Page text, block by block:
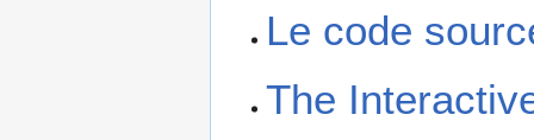
Le code
The